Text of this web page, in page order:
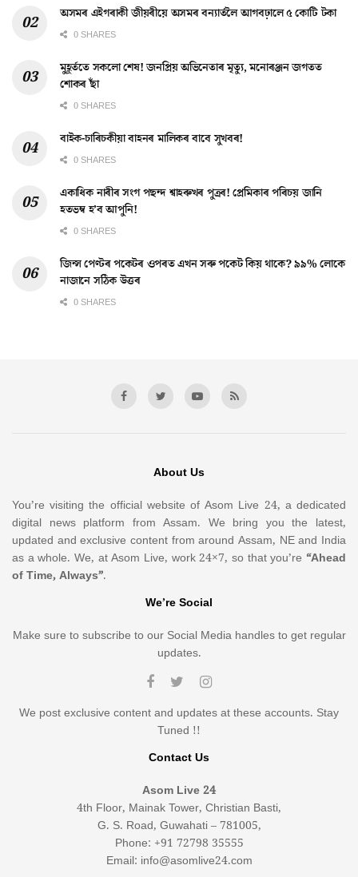
অসমৰ এইগৰাকী জীয়ৰীয়ে অসমৰ বন্যাৰ্তলৈ আগবঢ়ালে ৫ কোটি টকা
0 SHARES
মুহূৰ্ততে সকলো শেষ! জনপ্ৰিয় অভিনেতাৰ মৃত্যু, মনোৰঞ্জন জগতত
শোকৰ ছাঁ
0 SHARES
বাইক-চাৰিচকীয়া বাহনৰ মালিকৰ বাবে সুখবৰ!
0 SHARES
একাধিক নাৰীৰ সংগ পছন্দ শ্বাহৰুখৰ পুত্ৰৰ! প্ৰেমিকাৰ পৰিচয় জানি
হতভম্ব হ’ব আপুনি!
0 SHARES
জিন্স পেণ্টৰ পকেটৰ ওপৰত এখন সৰু পকেট কিয় থাকে? ৯৯% লোকে
নাজানে সঠিক উত্তৰ
0 SHARES
About Us
You’re visiting the official website of Asom Live 24, a dedicated
digital news platform from Assam. We bring you the latest,
updated and exclusive content from around Assam, NE and India
as a whole. We, at Asom Live, work 24×7, so that you’re “Ahead
of Time, Always”.
We’re Social
Make sure to subscribe to our Social Media handles to get regular
updates.
We post exclusive content and updates at these accounts. Stay
Tuned !!
Contact Us
Asom Live 24
4th Floor, Mainak Tower, Christian Basti,
G. S. Road, Guwahati – 781005,
Phone: +91 72798 35555
Email: info@asomlive24.com